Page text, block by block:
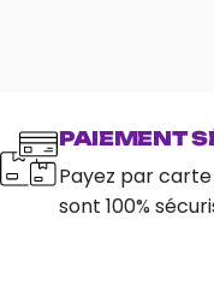
PAIEMENT
Payez par
sont 100%